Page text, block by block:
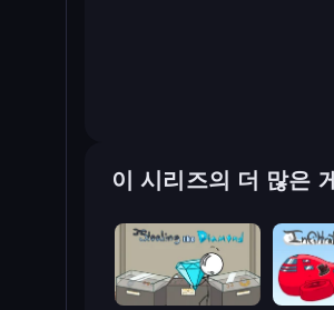
이 시리즈의 더 많은
Stealing the Diamond